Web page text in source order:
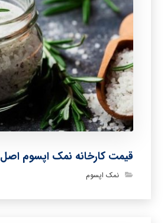
قیمت کارخانه نمک اپسوم اصل
نمک اپسوم